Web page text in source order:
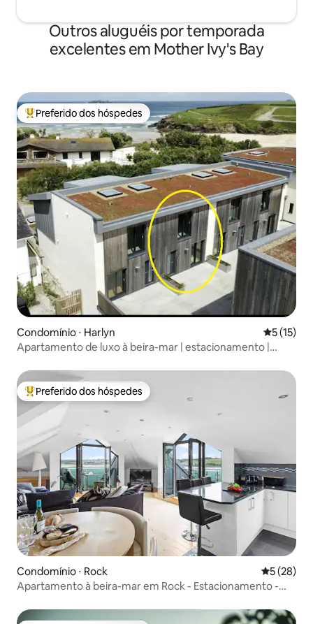
Outros aluguéis por temporada
excelentes em Mother Ivy's Bay
Entre os melhores preferidos dos hóspedes
Preferido dos hóspedes
Condomínio ⋅ Harlyn 5 de uma
5 (15)
Apartamento de luxo à beira-mar | estacionamento |
Entre os melhores preferidos dos hóspedes
Preferido dos hóspedes
Condomínio ⋅ Rock 5 de uma
5 (28)
Apartamento à beira-mar em Rock - Estacionamento -